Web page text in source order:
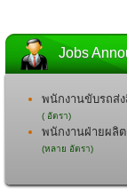
Jobs
พนักงานขับรถส่
( อัตรา)
พนักงานฝ่ายผลิต
(หลาย อัตรา)